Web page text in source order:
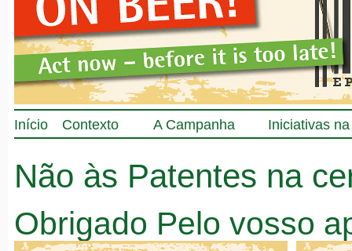
Não às Patentes na
Obrigado Pelo vosso
Início Contexto A Campanha Iniciativas